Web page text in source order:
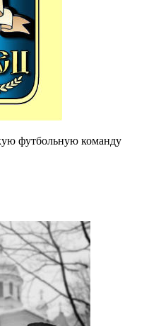
футбольную команду